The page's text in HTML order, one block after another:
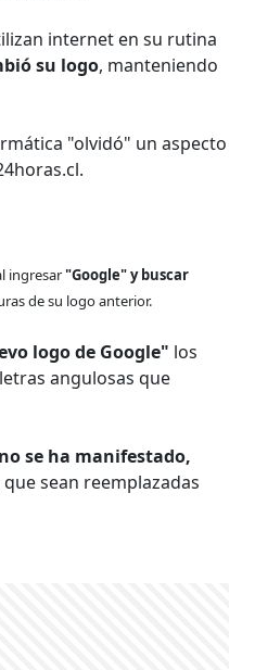
internet en su rutina
su logo, manteniendo
"olvidó" un aspecto
ingresar"Google" y buscar
de su logo anterior.
logo de Google" los
angulosas que
se ha manifestado,
sean reemplazadas